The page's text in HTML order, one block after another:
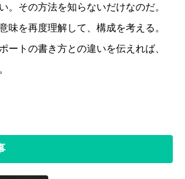
。その方法を知らないだけなのだ。
味を再度理解して、構成を考える。
ートの書き方との違いを伝えれば、